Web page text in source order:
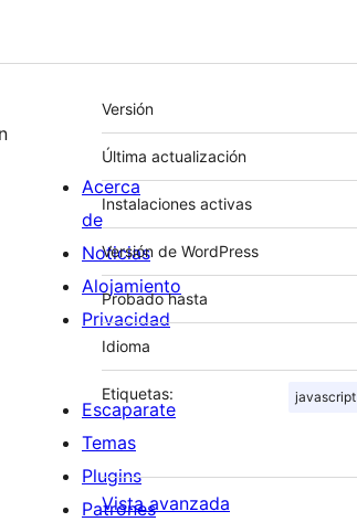
Meta
Versión
Última actualización
Instalaciones activas
Versión de WordPress
Probado hasta
Idioma
Etiquetas: javascript
Vista avanzada
Acerca
de
Noticias
Alojamiento
Privacidad
Escaparate
Temas
Plugins
Patrones